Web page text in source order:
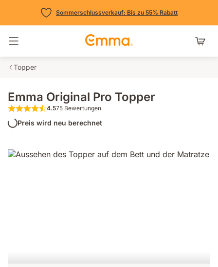
Sommerschlussverkauf: Bis zu 55% Rabatt
Navigation umschalten
Topper
Emma Original Pro Topper
4.5 von 5 Sternen 75 Bewertungen
4.575 Bewertungen
Preis wird neu berechnet